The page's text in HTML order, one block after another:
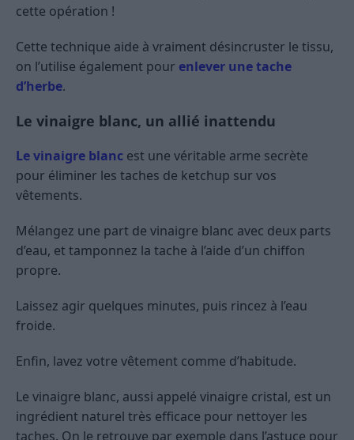
cette opération !
Cette technique aide à vraiment désincruster le tissu,
on l’utilise également pour enlever une tache
d’herbe.
Le vinaigre blanc, un allié inattendu
Le vinaigre blanc est une véritable arme secrète
pour éliminer les taches de ketchup sur vos
vêtements.
Mélangez une part de vinaigre blanc avec deux parts
d’eau, et tamponnez la tache à l’aide d’un chiffon
propre.
Laissez agir quelques minutes, puis rincez à l’eau
froide.
Enfin, lavez votre vêtement comme d’habitude.
Le vinaigre blanc, aussi appelé vinaigre cristal, est un
ingrédient naturel très efficace pour nettoyer les
taches. On le retrouve par exemple dans l’astuce pour